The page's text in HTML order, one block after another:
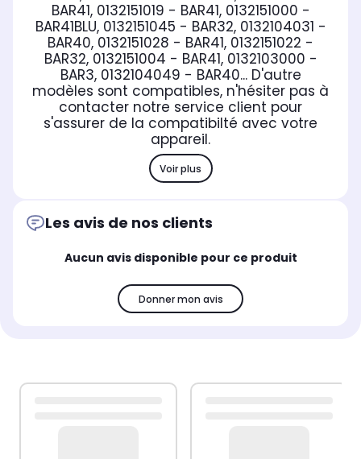
BAR41, 0132151019 - BAR41, 0132151000 -
BAR41BLU, 0132151045 - BAR32, 0132104031 -
BAR40, 0132151028 - BAR41, 0132151022 -
BAR32, 0132151004 - BAR41, 0132103000 -
BAR3, 0132104049 - BAR40... D'autre
modèles sont compatibles, n'hésiter pas à
contacter notre service client pour
s'assurer de la compatibilté avec votre
appareil.
Voir plus
Les avis de nos clients
Aucun avis disponible pour ce produit
Donner mon avis